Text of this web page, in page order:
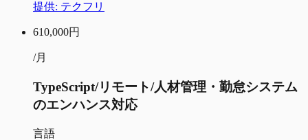
提供: テクフリ
610,000円
/月
TypeScript/リモート/人材管理・勤怠システム
のエンハンス対応
言語